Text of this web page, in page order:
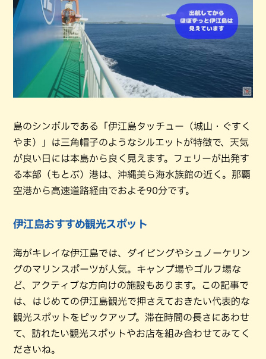
島のシンボルである「伊江島タッチュー（城山・ぐすく
やま）」は三角帽子のようなシルエットが特徴で、天気
が良い日には本島から良く見えます。フェリーが出発す
る本部（もとぶ）港は、沖縄美ら海水族館の近く。那覇
空港から高速道路経由でおよそ90分です。
伊江島おすすめ観光スポット
海がキレイな伊江島では、ダイビングやシュノーケリン
グのマリンスポーツが人気。キャンプ場やゴルフ場な
ど、アクティブな方向けの施設もあります。この記事で
は、はじめての伊江島観光で押さえておきたい代表的な
観光スポットをピックアップ。滞在時間の長さにあわせ
て、訪れたい観光スポットやお店を組み合わせてみてく
ださいね。